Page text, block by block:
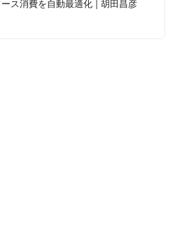
ス消費を自動最適化 | 胡田昌彦